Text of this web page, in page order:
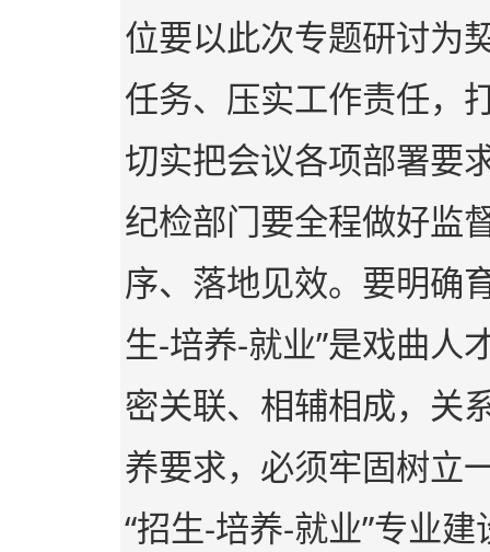
位要以此次专题研讨为
任务、压实工作责任，
切实把会议各项部署要
纪检部门要全程做好监
序、落地见效。要明确
生-培养-就业”是戏曲人
密关联、相辅相成，关
养要求，必须牢固树立
“招生-培养-就业”专业